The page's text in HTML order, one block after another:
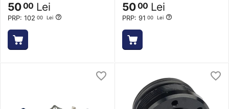
PRP: 102 00 Lei
5000 Lei
PRP: 91 00 Lei
5000 Lei